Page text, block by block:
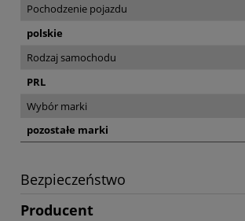
Pochodzenie pojazdu
polskie
Rodzaj samochodu
PRL
Wybór marki
pozostałe marki
Bezpieczeństwo
Producent